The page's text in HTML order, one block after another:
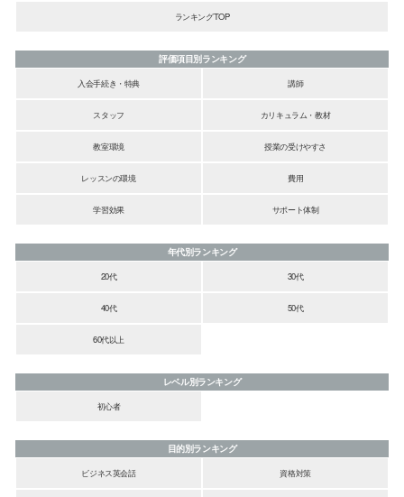
ランキングTOP
評価項目別ランキング
入会手続き・特典
講師
スタッフ カリキュラム・教材
教室環境 授業の受けやすさ
レッスンの環境 費用
学習効果 サポート体制
年代別ランキング
20代
30代
40代 50代
60代以上
レベル別ランキング
初心者
目的別ランキング
ビジネス英会話
資格対策